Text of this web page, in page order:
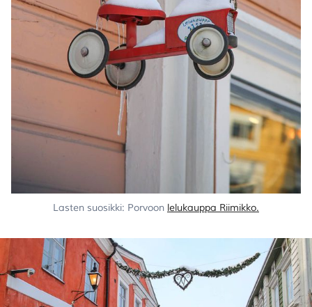
Lasten suosikki: Porvoon lelukauppa Riimikko.